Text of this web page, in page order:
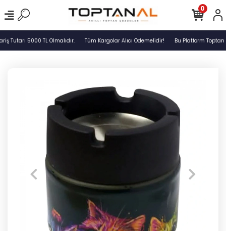
Tutarı 5000 TL Olmalıdır. Tüm Kargolar Alıcı Ödemelidir! Bu Platform Toptan
0